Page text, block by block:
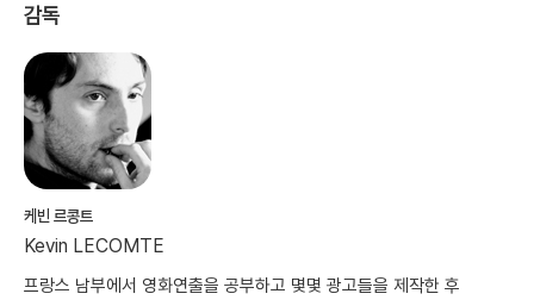
감독
케빈 르콩트
Kevin LECOMTE
프랑스 남부에서 영화연출을 공부하고 몇몇 광고들을 제작한 후